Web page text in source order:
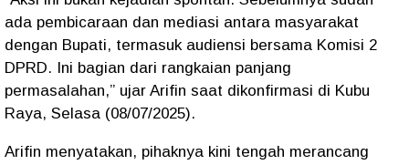
ada pembicaraan dan mediasi antara masyarakat
dengan Bupati, termasuk audiensi bersama Komisi 2
DPRD. Ini bagian dari rangkaian panjang
permasalahan,” ujar Arifin saat dikonfirmasi di Kubu
Raya, Selasa (08/07/2025).
Arifin menyatakan, pihaknya kini tengah merancang